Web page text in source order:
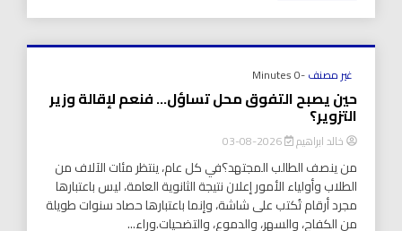
غير مصنف-0 Minutes
حين يصبح التفوق محل تساؤل… فنعم لإقالة وزير
التزوير؟
خالد ابراهيم 2026-08-03
من ينصف الطالب المجتهد؟في كل عام، ينتظر مئات الآلاف من
الطلاب وأولياء الأمور إعلان نتيجة الثانوية العامة، ليس باعتبارها
مجرد أرقام تُكتب على شاشة، وإنما باعتبارها حصاد سنوات طويلة
من الكفاح، والسهر، والدموع، والتضحيات.وراء...